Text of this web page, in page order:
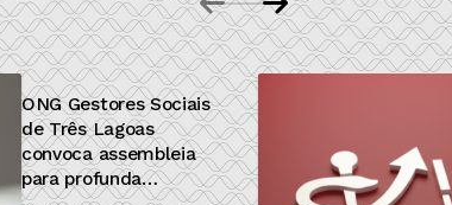
I Congresso CINAMED
Fortaleceu a Integração
Médica na Fronteira
Tocantins é afastado
do cargo